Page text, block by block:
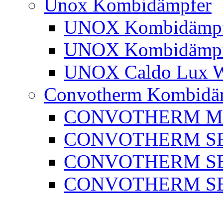
Unox Kombidämpfer
UNOX
UNOX
UNOX Caldo Lux
Convotherm
CONVOTHERM
CONVOTHERM
CONVOTHERM
CONVOTHERM